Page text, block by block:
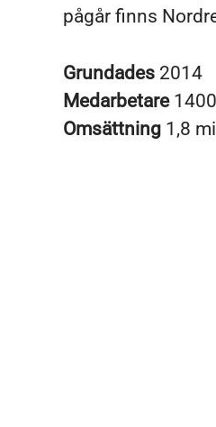
pågår finns
Grundades 2014
Medarbetare 1400
Omsättning 1,8